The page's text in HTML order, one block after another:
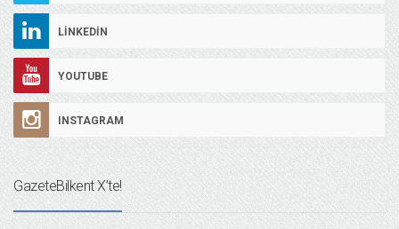
LINKEDIN
YOUTUBE
INSTAGRAM
GazeteBilkent X’te!